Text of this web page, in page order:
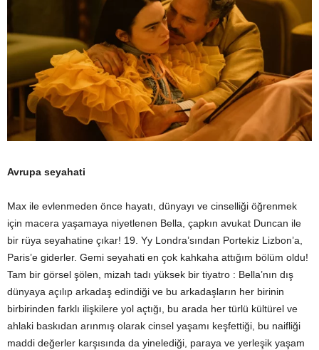
Avrupa seyahati
Max ile evlenmeden önce hayatı, dünyayı ve cinselliği öğrenmek
için macera yaşamaya niyetlenen Bella, çapkın avukat Duncan ile
bir rüya seyahatine çıkar! 19. Yy Londra’sından Portekiz Lizbon’a,
Paris’e giderler. Gemi seyahati en çok kahkaha attığım bölüm oldu!
Tam bir görsel şölen, mizah tadı yüksek bir tiyatro : Bella’nın dış
dünyaya açılıp arkadaş edindiği ve bu arkadaşların her birinin
birbirinden farklı ilişkilere yol açtığı, bu arada her türlü kültürel ve
ahlaki baskıdan arınmış olarak cinsel yaşamı keşfettiği, bu naifliği
maddi değerler karşısında da yinelediği, paraya ve yerleşik yaşam